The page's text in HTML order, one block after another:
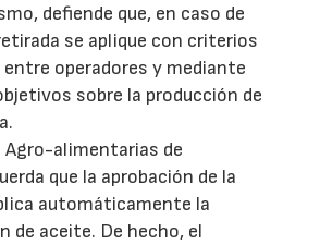
defiende que, en caso de
se aplique con criterios
operadores y mediante
sobre la producción de
Agro-alimentarias de
que la aprobación de la
automáticamente la
de aceite. De hecho, el